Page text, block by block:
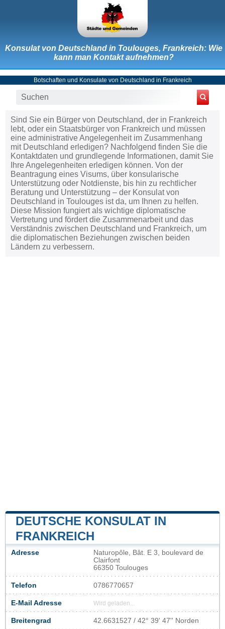
Konsulat von Deutschland in Toulouges, Frankreich: Wie
kann man Kontakt aufnehmen?
Botschaften und Konsulate von Deutschland in Frankreich
Sind Sie ein Bürger von Deutschland, der in Frankreich
lebt, oder ein Staatsbürger von Frankreich und müssen
eine administrative Angelegenheit im Zusammenhang
mit Deutschland erledigen? Nachfolgend finden Sie die
Kontaktdaten und grundlegende Informationen, damit Sie
Ihre Angelegenheiten erledigen können. Von der
Beantragung eines Visums, über konsularische
Unterstützung oder Notdienste, bis hin zu rechtlicher
Beratung und Unterstützung – der Konsulat von
Deutschland in Toulouges ist da, um Ihnen zu helfen.
Diese Mission fungiert als wichtige diplomatische
Vertretung und fördert die Zusammenarbeit und das
Verständnis zwischen Deutschland und Frankreich, um
die diplomatischen Beziehungen zwischen beiden
Ländern zu verbessern.
DEUTSCHE KONSULAT IN
FRANKREICH
Adresse
Naturopôle, Bât. E 3, boulevard de
Clairfont
66350 Toulouges
Telefon 0786770657
E-Mail Adresse Wird geladen...
Breitengrad 42.6631527 / 42° 39' 47'' Norden